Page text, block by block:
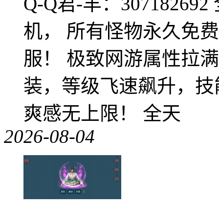
机， 所有怪物永久免
服！ 极致网游属性拉
装，等级飞速飙升，
爽感无上限！ 全天
2026-08-04